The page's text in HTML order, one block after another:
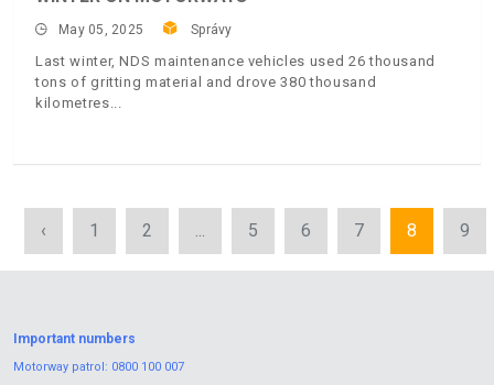
May 05, 2025 Správy
Last winter, NDS maintenance vehicles used 26 thousand
tons of gritting material and drove 380 thousand
kilometres
‹ 1 2 5 6 7 8 9
Important numbers
Motorway patrol: 0800 100 007